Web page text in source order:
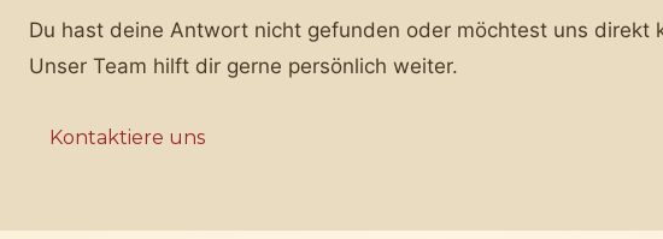
Du hast deine Antwort nicht gefunden oder möchtest uns direkt
Unser Team hilft dir gerne persönlich weiter.
Kontaktiere uns